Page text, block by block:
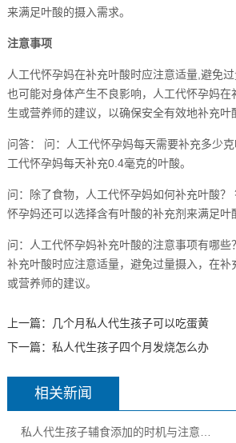
来满足叶酸的摄入需求。
注意事项
人工代怀孕妈在补充叶酸时应注意适量,避免
也可能对身体产生不良影响，人工代怀孕妈在
生或营养师的建议，以确保安全有效地补充叶
问答： 问：人工代怀孕妈每天需要补充多少
工代怀孕妈每天补充0.4毫克的叶酸。
问：除了食物，人工代怀孕妈如何补充叶酸？
怀孕妈还可以选择含有叶酸的补充剂来满足叶
问：人工代怀孕妈补充叶酸的注意事项有哪些
补充叶酸时应注意适量，避免过量摄入，在补
或营养师的建议。
上一篇：
几个月私人代生孩子可以吃蛋黄
下一篇： 私人代生孩子四个月发烧怎么办
相关新闻